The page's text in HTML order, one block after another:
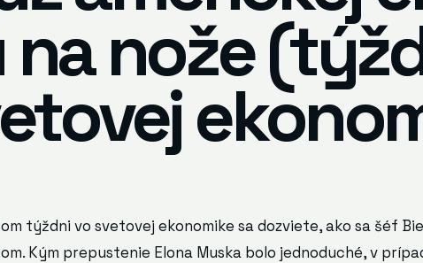
na nože
týždni vo svetovej ekonomike sa dozviete, ako sa šéf
Kým prepustenie Elona Muska bolo jednoduché, v